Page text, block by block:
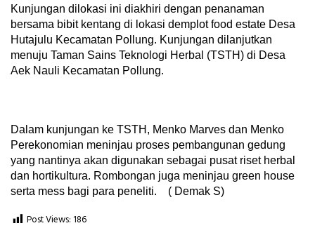
Kunjungan dilokasi ini diakhiri dengan penanaman
bersama bibit kentang di lokasi demplot food estate Desa
Hutajulu Kecamatan Pollung. Kunjungan dilanjutkan
menuju Taman Sains Teknologi Herbal (TSTH) di Desa
Aek Nauli Kecamatan Pollung.
Dalam kunjungan ke TSTH, Menko Marves dan Menko
Perekonomian meninjau proses pembangunan gedung
yang nantinya akan digunakan sebagai pusat riset herbal
dan hortikultura. Rombongan juga meninjau green house
serta mess bagi para peneliti. ( Demak S)
Post Views: 186